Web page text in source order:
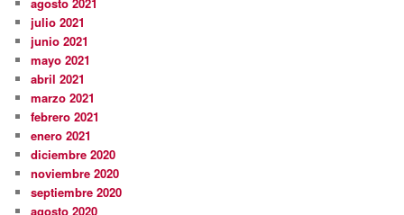
julio 2021
junio 2021
mayo 2021
abril 2021
marzo 2021
febrero 2021
enero 2021
diciembre 2020
noviembre 2020
septiembre 2020
agosto 2020